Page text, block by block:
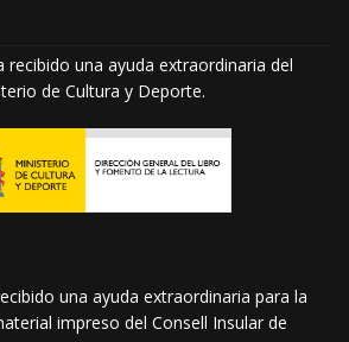
recibido una ayuda extraordinaria del
de Cultura y Deporte.
una ayuda extraordinaria para la
impreso del Consell Insular de